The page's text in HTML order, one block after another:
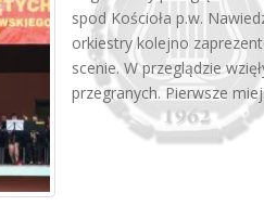
spod Kościoła p.w.
orkiestry kolejno
scenie. W przeglądzie
przegranych. Pierwsze